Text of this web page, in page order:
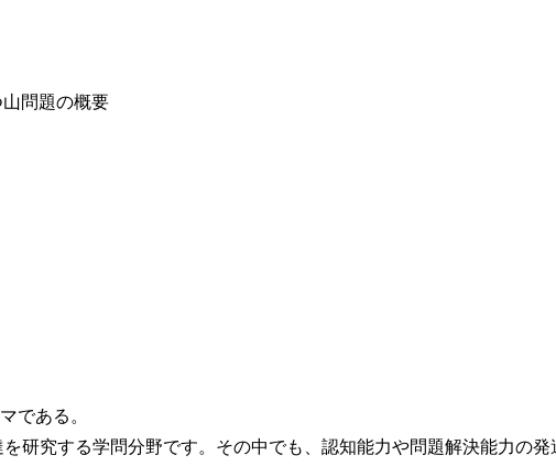
である。
研究する学問分野です。その中でも、認知能力や問題解決能力の発